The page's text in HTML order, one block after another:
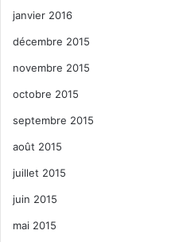
janvier 2016
décembre 2015
novembre 2015
octobre 2015
septembre 2015
août 2015
juillet 2015
juin 2015
mai 2015